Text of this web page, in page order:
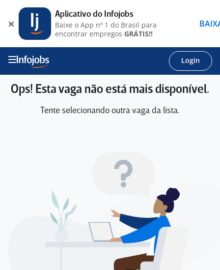
Login
Ops! Esta vaga não está mais disponível.
Tente selecionando outra vaga da lista.
Aplicativo do Infojobs
Baixe o App nº 1 do Brasil para
encontrar empregos GRÁTIS!!